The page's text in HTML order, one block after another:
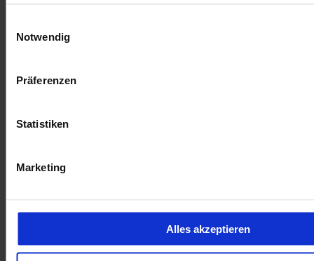
Notwendig
Präferenzen
Statistiken
Marketing
Alles akzeptieren